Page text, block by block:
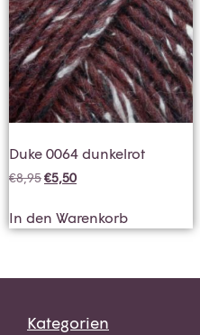
Duke 0064 dunkelrot
€8,95€5,50
In den Warenkorb
Kategorien